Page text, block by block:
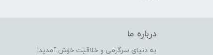
درباره ما
به دنیای سرگرمی و خلاقیت خوش آمدید!